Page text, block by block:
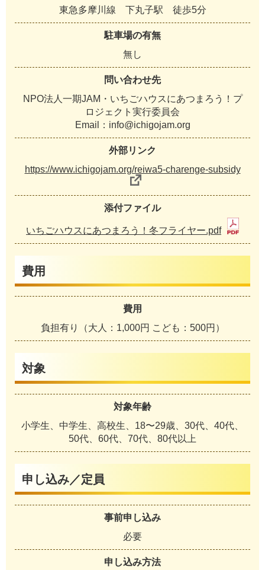
東急多摩川線 下丸子駅 徒歩5分
駐車場の有無
無し
問い合わせ先
NPO法人一期JAM・いちごハウスにあつまろう！プ
ロジェクト実行委員会
Email：info@ichigojam.org
外部リンク
https://www.ichigojam.org/reiwa5-charenge-subsidy
添付ファイル
いちごハウスにあつまろう！冬フライヤー.pdf
費用
費用
負担有り（大人：1,000円 こども：500円）
対象
対象年齢
小学生、中学生、高校生、18〜29歳、30代、40代、
50代、60代、70代、80代以上
申し込み／定員
事前申し込み
必要
申し込み方法